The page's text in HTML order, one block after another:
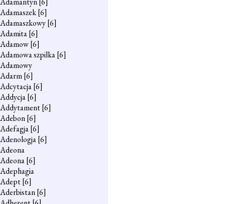
Adamaszek[6]
Adamaszkowy[6]
Adamita[6]
Adamow[6]
Adamowa szpilka[6]
Adamowy
Adarm[6]
Adcytacja[6]
Addycja[6]
Addytament[6]
Adebon[6]
Adefagja[6]
Adenologja[6]
Adeona
Adeona[6]
Adephagia
Adept[6]
Aderbistan[6]